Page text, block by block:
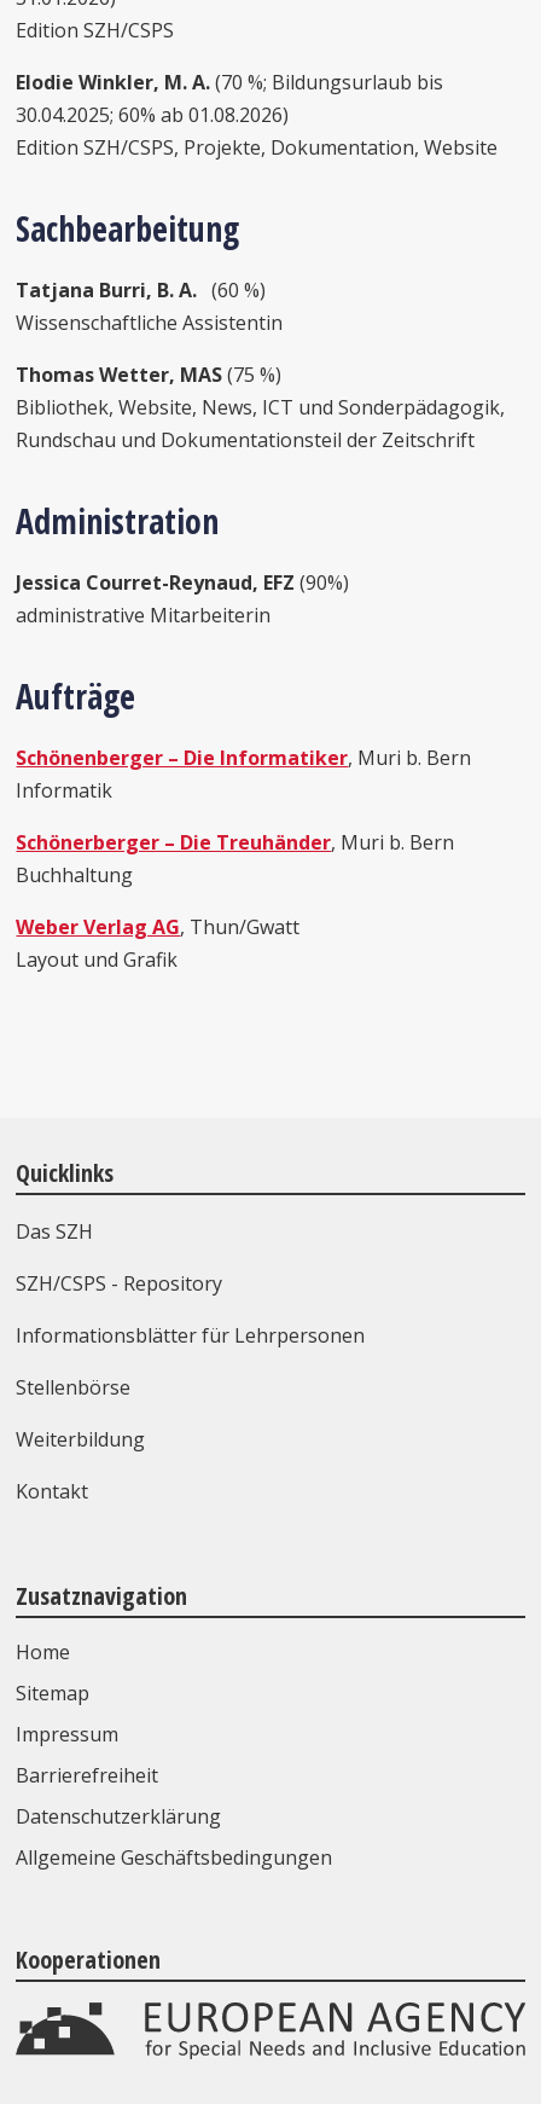
Edition SZH/CSPS
Elodie Winkler, M. A.(70 %; Bildungsurlaub bis
30.04.2025; 60% ab 01.08.2026)
Edition SZH/CSPS, Projekte, Dokumentation, Website
Sachbearbeitung
Tatjana Burri, B. A. (60 %)
Wissenschaftliche Assistentin
Thomas Wetter, MAS(75 %)
Bibliothek, Website, News, ICT und Sonderpädagogik,
Rundschau und Dokumentationsteil der Zeitschrift
Administration
Jessica Courret-Reynaud, EFZ (90%)
administrative Mitarbeiterin
Aufträge
Schönenberger – Die Informatiker, Muri b. Bern
Informatik
Schönerberger – Die Treuhänder, Muri b. Bern
Buchhaltung
Weber Verlag AG, Thun/Gwatt
Layout und Grafik
Quicklinks
Das SZH
SZH/CSPS - Repository
Informationsblätter für Lehrpersonen
Stellenbörse
Weiterbildung
Kontakt
Zusatznavigation
Home
Sitemap
Impressum
Barrierefreiheit
Datenschutzerklärung
Allgemeine Geschäftsbedingungen
Kooperationen